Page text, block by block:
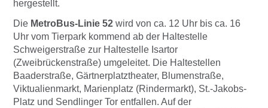
hergestellt.
Die MetroBus-Linie 52 wird von ca. 12 Uhr bis ca. 16
Uhr vom Tierpark kommend ab der Haltestelle
Schweigerstraße zur Haltestelle Isartor
(Zweibrückenstraße) umgeleitet. Die Haltestellen
Baaderstraße, Gärtnerplatztheater, Blumenstraße,
Viktualienmarkt, Marienplatz (Rindermarkt), St.-Jakobs-
Platz und Sendlinger Tor entfallen. Auf der